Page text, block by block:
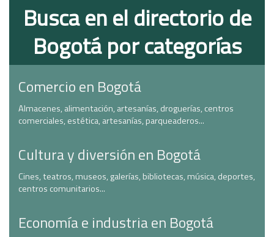
Busca en el directorio de
Bogotá por categorías
Comercio en Bogotá
Almacenes, alimentación, artesanías, droguerías, centros
comerciales, estética, artesanías, parqueaderos...
Cultura y diversión en Bogotá
Cines, teatros, museos, galerías, bibliotecas, música, deportes,
centros comunitarios...
Economía e industria en Bogotá